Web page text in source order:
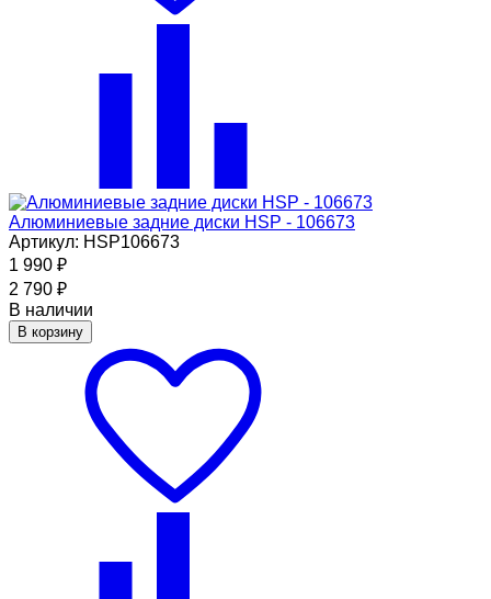
Алюминиевые задние диски HSP - 106673
Артикул: HSP106673
1 990 ₽
2 790 ₽
В наличии
В корзину